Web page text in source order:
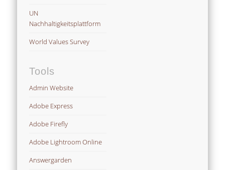
UN
Nachhaltigkeitsplattform
World Values Survey
Tools
Admin Website
Adobe Express
Adobe Firefly
Adobe Lightroom Online
Answergarden